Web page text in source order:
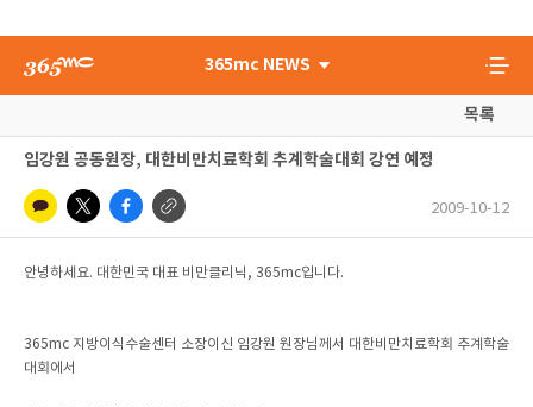
365mc NEWS
목록
임강원 공동원장, 대한비만치료학회 추계학술대회 강연 예정
2009-10-12
안녕하세요. 대한민국 대표 비만클리닉, 365mc입니다.
365mc 지방이식수술센터 소장이신 임강원 원장님께서 대한비만치료학회 추계학술
대회에서